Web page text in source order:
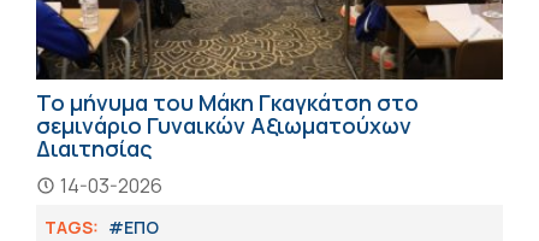
Το μήνυμα του Μάκη Γκαγκάτση στο
σεμινάριο Γυναικών Αξιωματούχων
Διαιτησίας
14-03-2026
TAGS: #ΕΠΟ